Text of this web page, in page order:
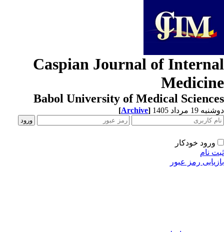
Caspian Journal of
Babol University of Medical
19 مرداد 1405 [Archive]
ورود خودکار
نام
رمز عبور